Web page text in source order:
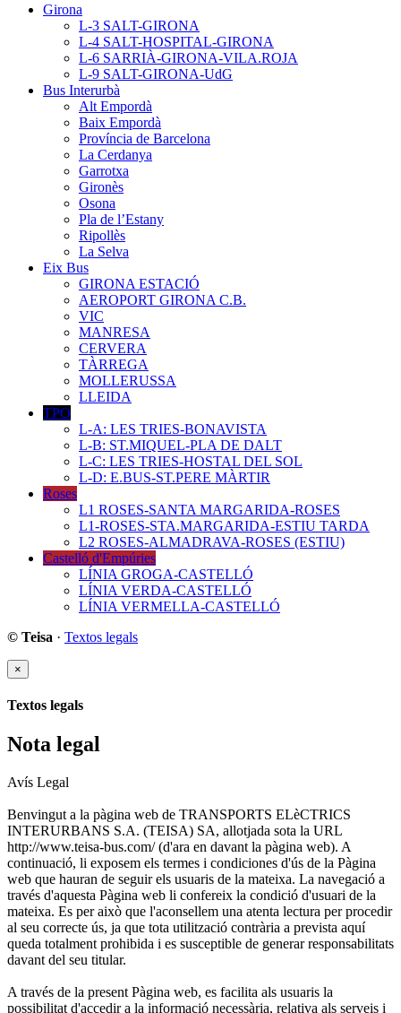
Girona
L-3 SALT-GIRONA
L-4 SALT-HOSPITAL-GIRONA
L-6 SARRIÀ-GIRONA-VILA.ROJA
L-9 SALT-GIRONA-UdG
Bus Interurbà
Alt Empordà
Baix Empordà
Província de Barcelona
La Cerdanya
Garrotxa
Gironès
Osona
Pla de l’Estany
Ripollès
La Selva
Eix Bus
GIRONA ESTACIÓ
AEROPORT GIRONA C.B.
VIC
MANRESA
CERVERA
TÀRREGA
MOLLERUSSA
LLEIDA
TPO
L-A: LES TRIES-BONAVISTA
L-B: ST.MIQUEL-PLA DE DALT
L-C: LES TRIES-HOSTAL DEL SOL
L-D: E.BUS-ST.PERE MÀRTIR
Roses
L1 ROSES-SANTA MARGARIDA-ROSES
L1-ROSES-STA.MARGARIDA-ESTIU TARDA
L2 ROSES-ALMADRAVA-ROSES (ESTIU)
Castelló d'Empúries
LÍNIA GROGA-CASTELLÓ
LÍNIA VERDA-CASTELLÓ
LÍNIA VERMELLA-CASTELLÓ
© Teisa · Textos legals
×
Textos legals
Nota legal
Avís Legal
Benvingut a la pàgina web de TRANSPORTS ELèCTRICS
INTERURBANS S.A. (TEISA) SA, allotjada sota la URL
http://www.teisa-bus.com/ (d'ara en davant la pàgina web). A
continuació, li exposem els termes i condiciones d'ús de la Pàgina
web que hauran de seguir els usuaris de la mateixa. La navegació a
través d'aquesta Pàgina web li confereix la condició d'usuari de la
mateixa. Es per això que l'aconsellem una atenta lectura per procedir
al seu correcte ús, ja que tota utilització contrària a prevista aquí
queda totalment prohibida i es susceptible de generar responsabilitats
davant del seu titular.
A través de la present Pàgina web, es facilita als usuaris la
possibilitat d'accedir a la informació necessària, relativa als serveis i